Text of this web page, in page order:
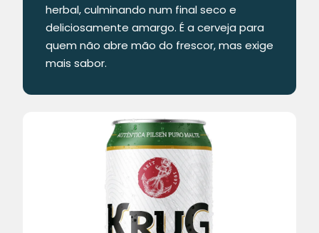
herbal, culminando num final seco e
deliciosamente amargo. É a cerveja para
quem não abre mão do frescor, mas exige
mais sabor.